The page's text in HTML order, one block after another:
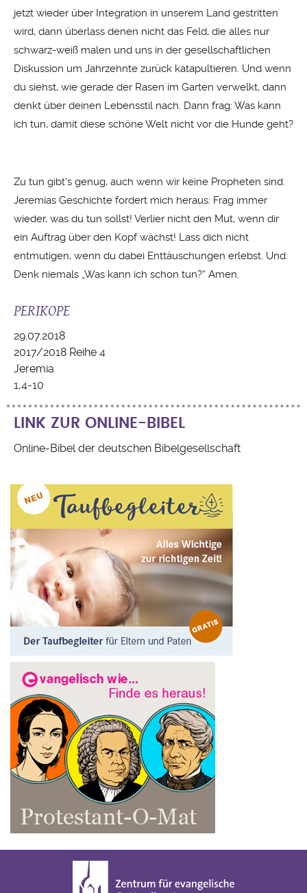
jetzt wieder über Integration in unserem Land gestritten
wird, dann überlass denen nicht das Feld, die alles nur
schwarz-weiß malen und uns in der gesellschaftlichen
Diskussion um Jahrzehnte zurück katapultieren. Und wenn
du siehst, wie gerade der Rasen im Garten verwelkt, dann
denkt über deinen Lebensstil nach. Dann frag: Was kann
ich tun, damit diese schöne Welt nicht vor die Hunde geht?
Zu tun gibt‘s genug, auch wenn wir keine Propheten sind.
Jeremias Geschichte fordert mich heraus: Frag immer
wieder, was du tun sollst! Verlier nicht den Mut, wenn dir
ein Auftrag über den Kopf wächst! Lass dich nicht
entmutigen, wenn du dabei Enttäuschungen erlebst. Und:
Denk niemals „Was kann ich schon tun?“ Amen.
PERIKOPE
29.07.2018
2017/2018 Reihe 4
Jeremia
1,4-10
LINK ZUR ONLINE-BIBEL
Online-Bibel der deutschen Bibelgesellschaft